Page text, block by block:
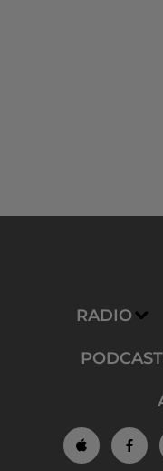
RADIO